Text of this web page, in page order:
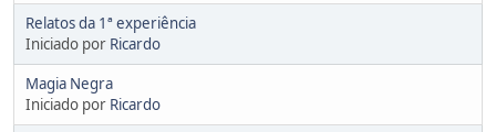
Relatos da 1ª experiência
Iniciado por Ricardo
Magia Negra
Iniciado por Ricardo